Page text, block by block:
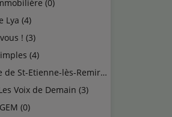
(0)
Lya (4)
! (3)
(4)
Etienne-lès-Remiremont (1)
Voix de Demain (3)
(0)